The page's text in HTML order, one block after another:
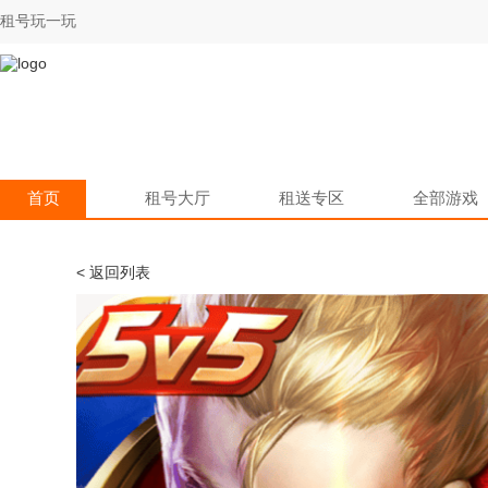
租号玩一玩
首页 租号大厅 租送专区 全部游戏
< 返回列表